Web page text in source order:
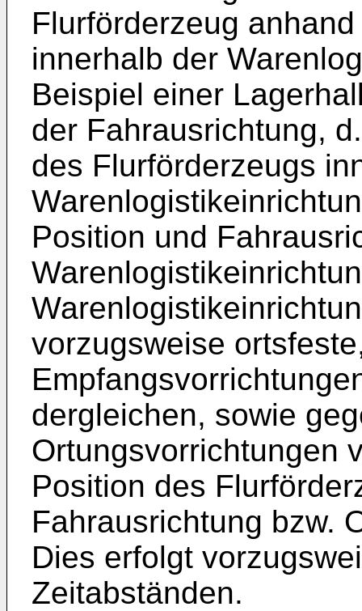
Flurförderzeug
innerhalb der
Beispiel einer
der Fahrausrichtung,
des Flurförderzeugs
Position und
vorzugsweise
dergleichen, sowie
Ortungsvorrichtungen
Position des
Fahrausrichtung bzw.
Dies erfolgt
Zeitabständen.